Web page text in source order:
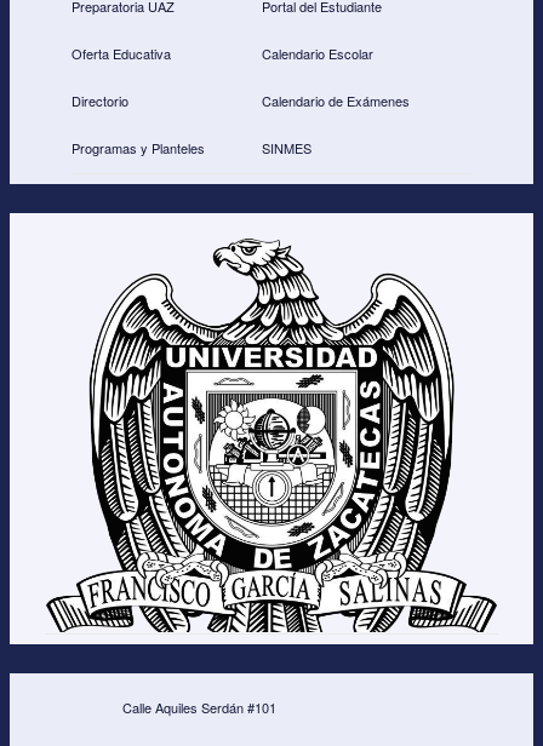
e e
b
o
k
er
Preparatoria UAZ
Oferta Educativa
Directorio
Programas y Planteles
Portal del Estudiante
Calendario Escolar
Calendario de Exámenes
SINMES
Calle Aquiles Serdán #101